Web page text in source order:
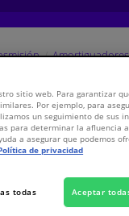
Ver
sitio web. Para garantizar
Por ejemplo, para
un seguimiento de sus
para determinar la afluencia
a asegurar que podemos
de privacidad
todas Aceptar